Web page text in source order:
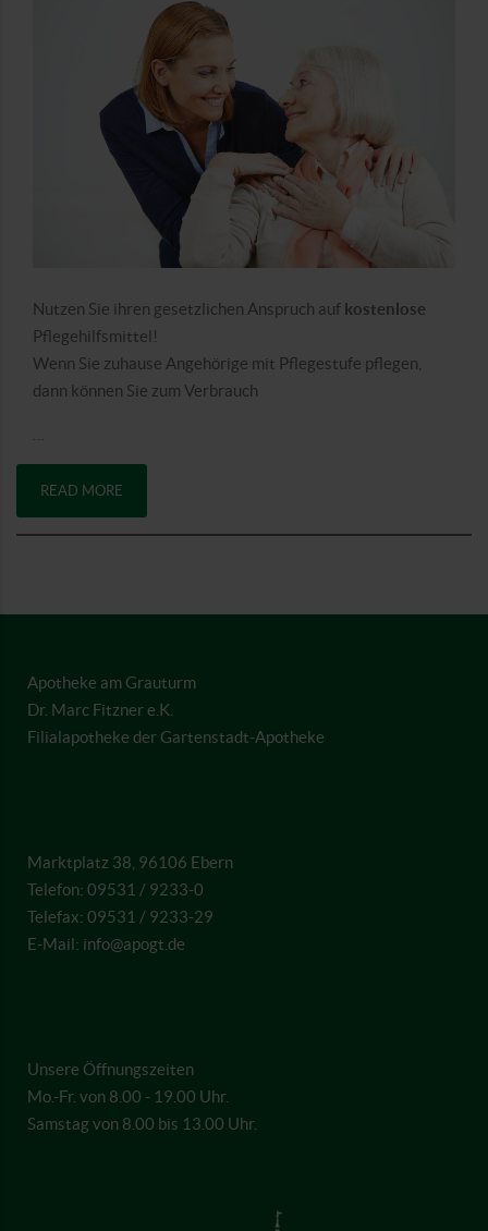
Nutzen Sie ihren gesetzlichen Anspruch auf kostenlose
Pflegehilfsmittel!
Wenn Sie zuhause Angehörige mit Pflegestufe pflegen,
dann können Sie zum Verbrauch
READ MORE
Apotheke am Grauturm
Dr. Marc Fitzner e.K.
Filialapotheke der Gartenstadt-Apotheke
Marktplatz 38, 96106 Ebern
Telefon: 09531 / 9233-0
Telefax: 09531 / 9233-29
E-Mail: info@apogt.de
Unsere Öffnungszeiten
Mo.-Fr. von 8.00 - 19.00 Uhr.
Samstag von 8.00 bis 13.00 Uhr.